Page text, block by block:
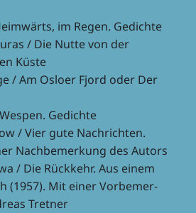
im Regen. Gedichte
/ Die Nutte von der
Küste
/ Am Osloer Fjord oder Der
Gedichte
/ Vier gute Nach­rich­ten.
Nach­be­mer­kung des Autors
/ Die Rück­kehr. Aus einem
(1957). Mit einer Vorbe­mer­
Tretner